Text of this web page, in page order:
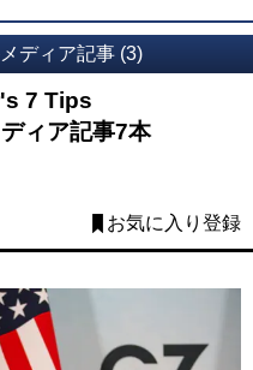
ディア記事 (3)
7 Tips
ィア記事7本
お気に入り登録